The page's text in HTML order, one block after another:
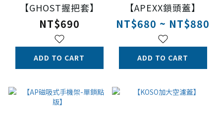
【GHOST握把套】
NT$690
ADD TO CART
【APEXX鎖頭蓋】
NT$680 ~ NT$880
ADD TO CART